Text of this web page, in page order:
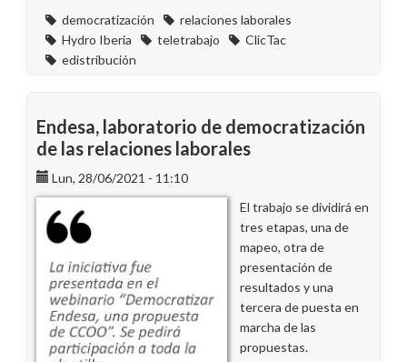
democratización
relaciones laborales
Hydro Iberia
teletrabajo
ClicTac
edistribución
Endesa, laboratorio de democratización
de las relaciones laborales
Lun, 28/06/2021 - 11:10
El trabajo se dividirá en
tres etapas, una de
mapeo, otra de
presentación de
resultados y una
tercera de puesta en
marcha de las
propuestas.